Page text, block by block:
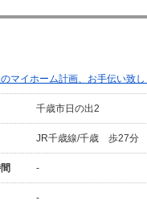
マイホーム計画、お手伝い致
千歳市日の出2
JR千歳線/千歳 歩27分
-
-